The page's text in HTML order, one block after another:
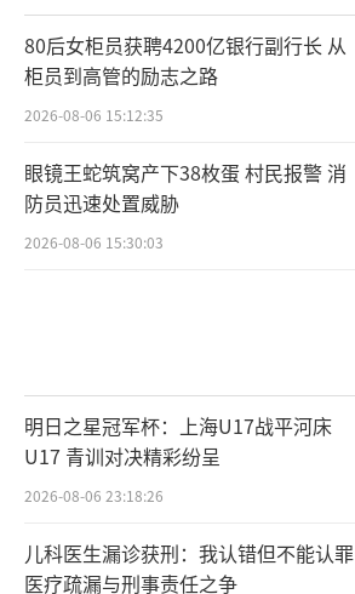
80后女柜员获聘4200亿银行副行长 从
柜员到高管的励志之路
2026-08-06 15:12:35
眼镜王蛇筑窝产下38枚蛋 村民报警 消
防员迅速处置威胁
2026-08-06 15:30:03
明日之星冠军杯：上海U17战平河床
U17 青训对决精彩纷呈
2026-08-06 23:18:26
儿科医生漏诊获刑：我认错但不能认罪
医疗疏漏与刑事责任之争